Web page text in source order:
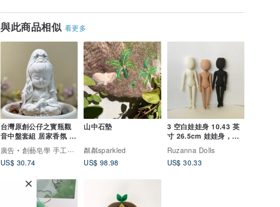
與此商品相似 看更多
台灣原創公仔之寳瓶觀
音中盤套組 居家香氛 擴
香石 茶樹 薰香
廣告
創藝皂學 手工皂 擴香石 香氛 台灣原創 在地製造
US$ 30.74
山中石墊
粼粼sparkled
US$ 98.98
3 空白娃娃身 10.43 英
寸 26.5cm 娃娃身，布
娃娃布娃娃布娃娃身
Ruzanna Dolls
US$ 30.33